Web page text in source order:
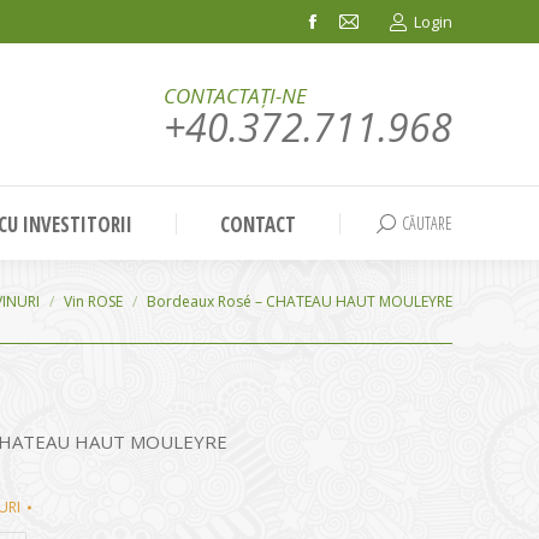
Facebook
in
window
Mail
in
window
Login
CONTACTAȚI-NE
+40.372.711.968
INVESTITORII CONTACT Search:
CĂUTARE
Vin ROSE Bordeaux Rosé – CHATEAU HAUT MOULEYRE
HAUT MOULEYRE